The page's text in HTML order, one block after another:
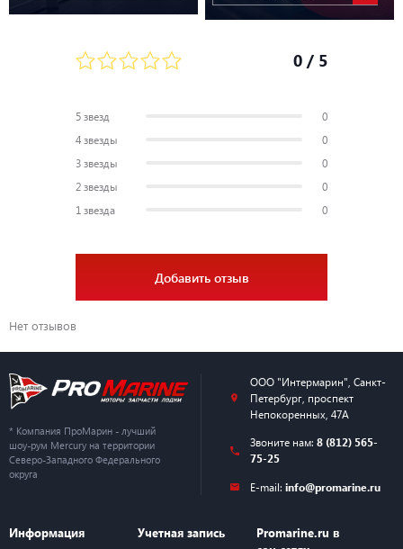
0 / 5
5 звезд
0
4 звезды
0
3 звезды
0
2 звезды
0
1 звезда
0
Добавить отзыв
Нет отзывов
* Компания ПроМарин - лучший
шоу-рум Mercury на территории
Северо-Западного Федерального
округа
ООО "Интермарин" Санкт-
Петербург, проспект
Непокоренных, 47А
Звоните нам: 8 (812) 565-
75-25
E-mail: info@promarine.ru
Информация Учетная запись
Promarine.ru в